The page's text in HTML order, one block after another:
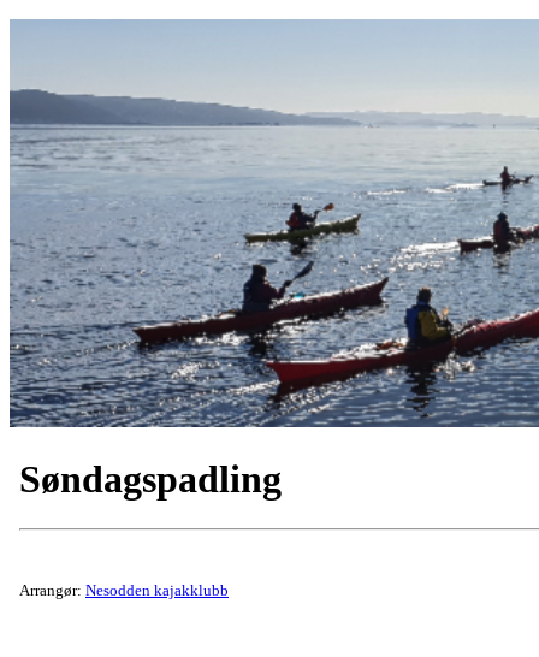
Søndagspadling
Arrangør: Nesodden kajakklubb